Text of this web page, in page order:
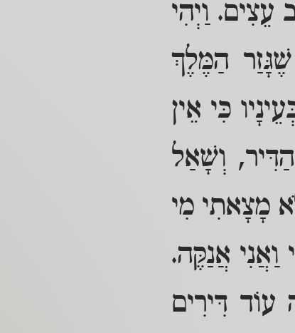
וַיְהִי
הַמֶּלֶךְ
כִּי אֵין
וְשָׁאַל
מָצָאתִי מִי
אֲנַקֶּה.
עוֹד דִּירִים